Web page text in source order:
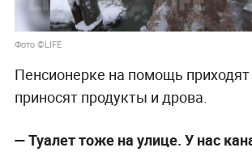
Фото ©LIFE
Пенсионерке на помощь
приносят продукты и дрова.
— Туалет тоже на улице. У нас